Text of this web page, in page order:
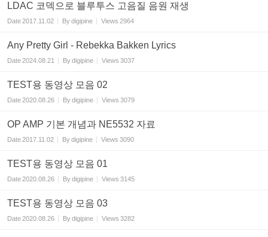
LDAC 코덱으로 블루투스 고음질 음원 재생
Date2017.11.02 Bydigipine Views 2964
Any Pretty Girl - Rebekka Bakken Lyrics
Date2024.08.21 Bydigipine Views 3037
TEST용 동영상 모음 02
Date2020.08.26 Bydigipine Views 3079
OP AMP 기본 개념과 NE5532 자료
Date2017.11.02 Bydigipine Views 3090
TEST용 동영상 모음 01
Date2020.08.26 Bydigipine Views 3145
TEST용 동영상 모음 03
Date2020.08.26 Bydigipine Views 3282